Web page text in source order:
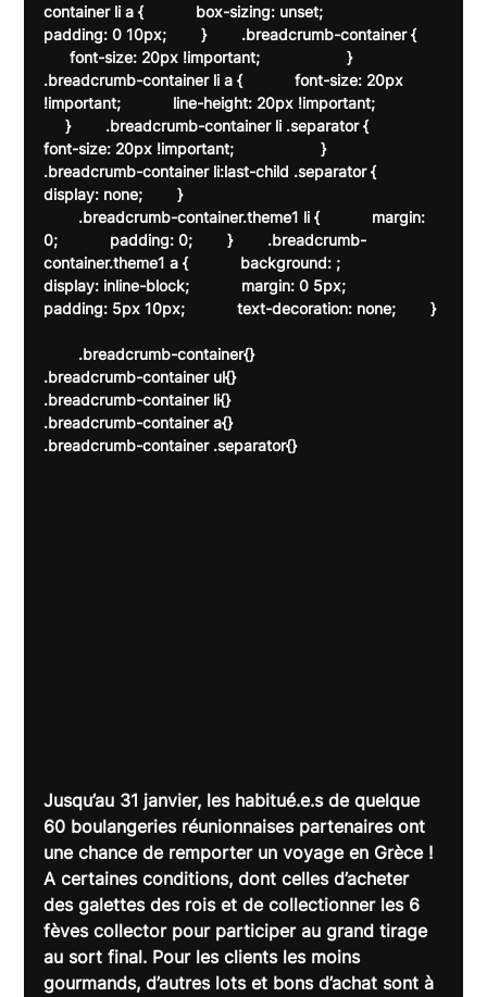
container li a {            box-sizing: unset;
padding: 0 10px;        }        .breadcrumb-container {
      font-size: 20px !important;                    }
.breadcrumb-container li a {            font-size: 20px
!important;            line-height: 20px !important;
     }        .breadcrumb-container li .separator {
font-size: 20px !important;                    }
.breadcrumb-container li:last-child .separator {
display: none;        }
0;            padding: 0;        }        .breadcrumb-
container.theme1 a {            background: ;
display: inline-block;            margin: 0 5px;
padding: 5px 10px;            text-decoration: none;        }
.breadcrumb-container ul{}
.breadcrumb-container li{}
.breadcrumb-container a{}
.breadcrumb-container .separator{}
Jusqu’au 31 janvier, les habitué.e.s de quelque
60 boulangeries réunionnaises partenaires ont
une chance de remporter un voyage en Grèce !
A certaines conditions, dont celles d’acheter
des galettes des rois et de collectionner les 6
fèves collector pour participer au grand tirage
au sort final. Pour les clients les moins
gourmands, d’autres lots et bons d’achat sont à